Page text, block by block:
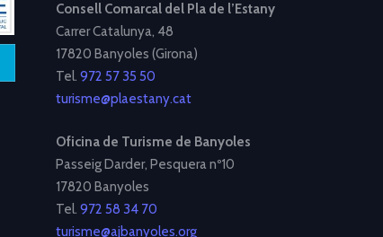
Consell Comarcal del Pla de l’Estany
Carrer Catalunya, 48
17820 Banyoles (Girona)
Tel. 972 57 35 50
turisme@plaestany.cat
Oficina de Turisme de Banyoles
Passeig Darder, Pesquera nº10
17820 Banyoles
Tel. 972 58 34 70
turisme@ajbanyoles.org